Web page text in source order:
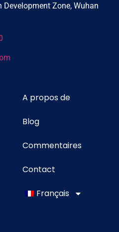
Development Zone, Wuhan
A propos de
Blog
Commentaires
Contact
Français